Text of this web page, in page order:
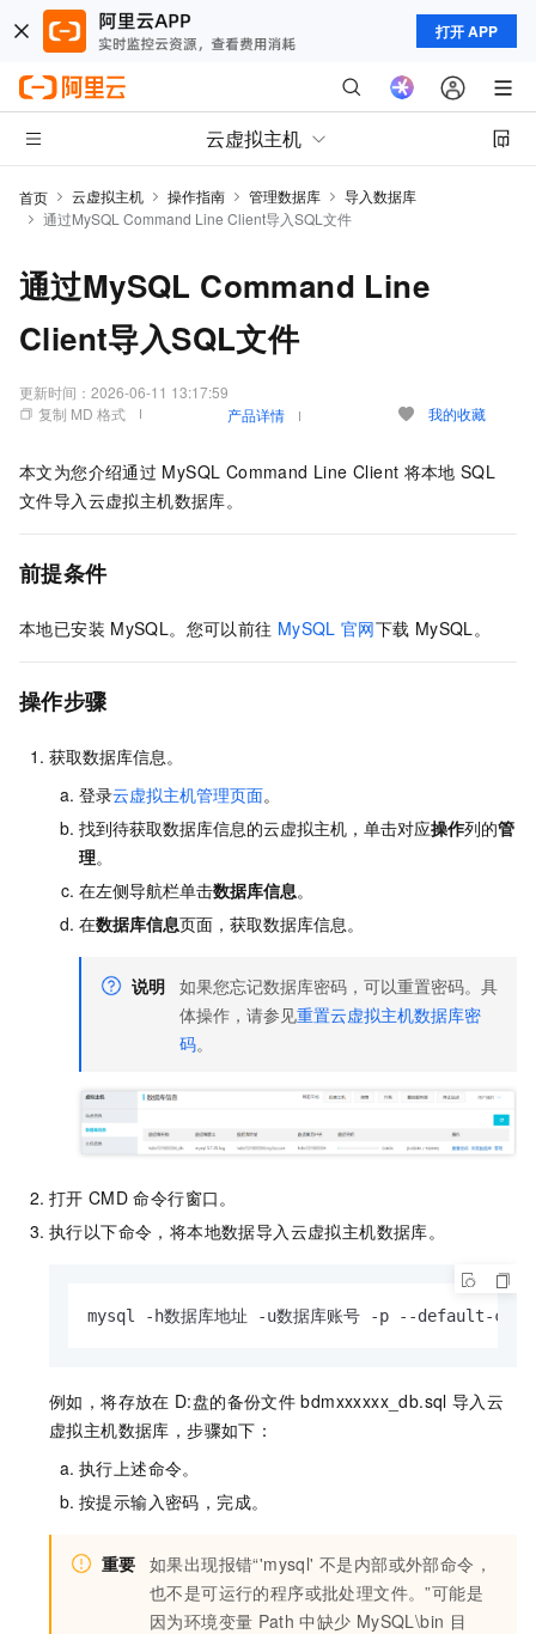
打开 APP
云虚拟主机
首页 云虚拟主机 操作指南 管理数据库
导入数据库
通过MySQL Command Line Client导入SQL文件
通过MySQL Command Line
Client导入SQL文件
更新时间： 2026-06-11 13:17:59
复制 MD 格式
产品详情 我的收藏
本文为您介绍通过 MySQL Command Line Client 将本地 SQL
文件导入云虚拟主机数据库。
前提条件
本地已安装 MySQL。您可以前往 MySQL 官网下载 MySQL。
操作步骤
获取数据库信息。
登录云虚拟主机管理页面。
找到待获取数据库信息的云虚拟主机，单击对应操作列的管
理。
在左侧导航栏单击数据库信息。
在数据库信息页面，获取数据库信息。
说明 如果您忘记数据库密码，可以重置密码。具
体操作，请参见重置云虚拟主机数据库密
码。
打开 CMD 命令行窗口。
执行以下命令，将本地数据导入云虚拟主机数据库。
mysql -h数据库地址 -u数据库账号 -p --default-
例如，将存放在 D:盘的备份文件 bdmxxxxxx_db.sql 导入云
虚拟主机数据库，步骤如下：
执行上述命令。
按提示输入密码，完成。
重要 如果出现报错“'mysql' 不是内部或外部命令，
也不是可运行的程序或批处理文件。”可能是
因为环境变量 Path 中缺少 MySQL\bin 目